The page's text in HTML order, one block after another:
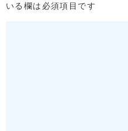
いる欄は必須項目です